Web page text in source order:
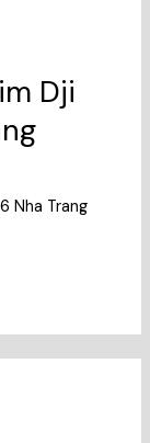
Dji
Nha Trang